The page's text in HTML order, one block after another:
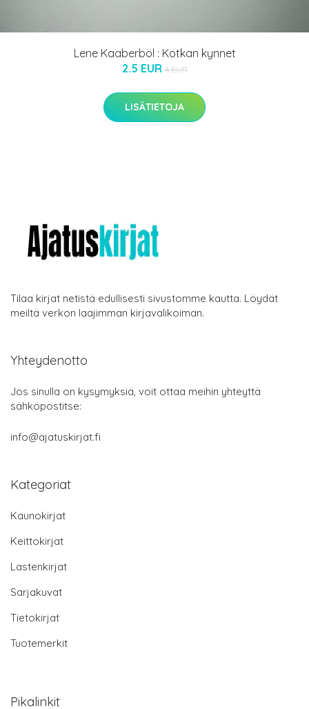
Lene Kaaberböl : Kotkan kynnet
2.5 EUR 4 EUR
LISÄTIETOJA
Tilaa kirjat netistä edullisesti sivustomme kautta. Löydät
meiltä verkon laajimman kirjavalikoiman.
Yhteydenotto
Jos sinulla on kysymyksiä, voit ottaa meihin yhteyttä
sähköpostitse:
info@ajatuskirjat.fi
Kategoriat
Kaunokirjat
Keittokirjat
Lastenkirjat
Sarjakuvat
Tietokirjat
Tuotemerkit
Pikalinkit